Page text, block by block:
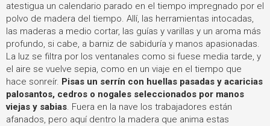
atestigua un calendario parado en el tiempo impregnado por el
polvo de madera del tiempo. Allí, las herramientas intocadas,
las maderas a medio cortar, las guías y varillas y un aroma más
profundo, si cabe, a barniz de sabiduría y manos apasionadas.
La luz se filtra por los ventanales como si fuese media tarde, y
el aire se vuelve sepia, como en un viaje en el tiempo que
hace sonreír. Pisas un serrín con huellas pasadas y acaricias
palosantos, cedros o nogales seleccionados por manos
viejas y sabias. Fuera en la nave los trabajadores están
afanados, pero aquí dentro la madera que anima estas